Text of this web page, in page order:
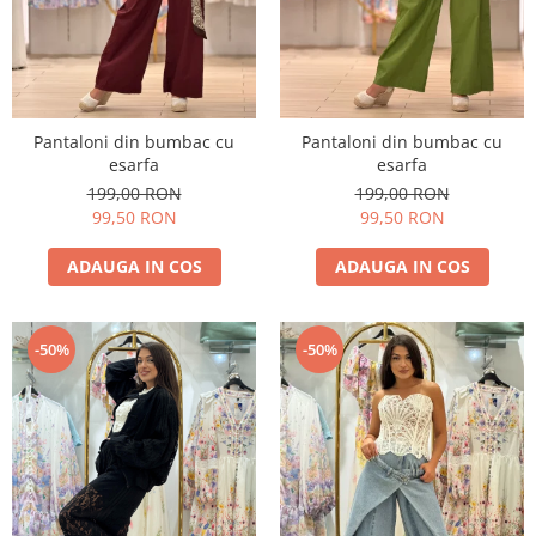
Pantaloni din bumbac cu
esarfa
199,00 RON
99,50 RON
ADAUGA IN COS
Pantaloni din bumbac cu
esarfa
199,00 RON
99,50 RON
ADAUGA IN COS
-50% -50%